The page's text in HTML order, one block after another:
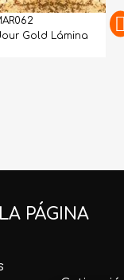
Gold Lámina
PÁGINA